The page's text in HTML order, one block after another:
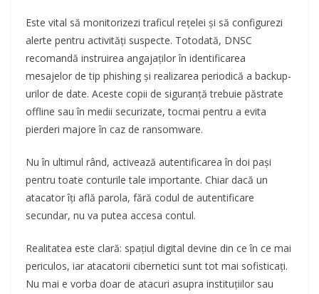
Este vital să monitorizezi traficul rețelei și să configurezi
alerte pentru activități suspecte. Totodată, DNSC
recomandă instruirea angajaților în identificarea
mesajelor de tip phishing și realizarea periodică a backup-
urilor de date. Aceste copii de siguranță trebuie păstrate
offline sau în medii securizate, tocmai pentru a evita
pierderi majore în caz de ransomware.
Nu în ultimul rând, activează autentificarea în doi pași
pentru toate conturile tale importante. Chiar dacă un
atacator îți află parola, fără codul de autentificare
secundar, nu va putea accesa contul.
Realitatea este clară: spațiul digital devine din ce în ce mai
periculos, iar atacatorii cibernetici sunt tot mai sofisticați.
Nu mai e vorba doar de atacuri asupra instituțiilor sau